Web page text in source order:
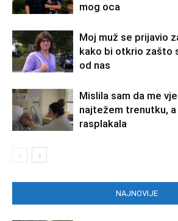
mog oca
Moj muž se prijavio
kako bi otkrio zašto
od nas
Mislila sam da me
najtežem trenutku,
rasplakala
NAJNOVIJE